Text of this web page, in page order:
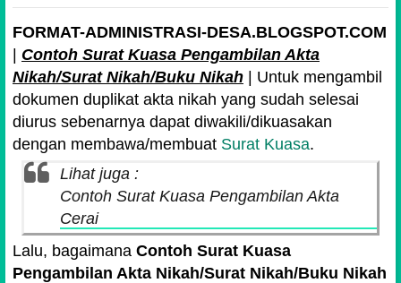
FORMAT-ADMINISTRASI-DESA.BLOGSPOT.COM
| Contoh Surat Kuasa Pengambilan Akta
Nikah/Surat Nikah/Buku Nikah | Untuk mengambil
dokumen duplikat akta nikah yang sudah selesai
diurus sebenarnya dapat diwakili/dikuasakan
dengan membawa/membuat Surat Kuasa.
Lihat juga :
Contoh Surat Kuasa Pengambilan Akta
Cerai
Lalu, bagaimana Contoh Surat Kuasa
Pengambilan Akta Nikah/Surat Nikah/Buku Nikah